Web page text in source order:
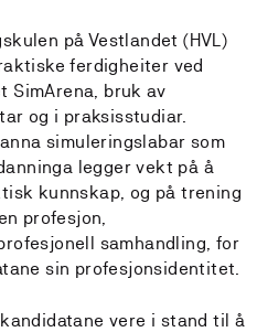
på Vestlandet (HVL)
ferdigheiter ved
SimArena, bruk av
og i praksisstudiar.
simuleringslabar som
legger vekt på å
kunnskap, og på trening
profesjon,
samhandling, for
sin profesjonsidentitet.
vere i stand til å